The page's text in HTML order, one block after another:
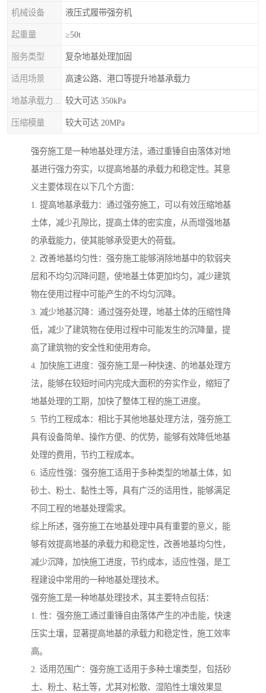
机械设备 液压式履带强夯机
起重量 ≥50t
服务类型 复杂地基处理加固
适用场景 高速公路、港口等提升地基承载力
较大可达 350kPa
压缩模量 较大可达 20MPa
强夯施工是一种地基处理方法，通过重锤自由落体对地
基进行强力夯实，以提高地基的承载力和稳定性。其意
义主要体现在以下几个方面：
1. 提高地基承载力：通过强夯施工，可以有效压缩地基
土体，减少孔隙比，提高土体的密实度，从而增强地基
的承载能力，使其能够承受更大的荷载。
2. 改善地基均匀性：强夯施工能够消除地基中的软弱夹
层和不均匀沉降问题，使地基土体更加均匀，减少建筑
物在使用过程中可能产生的不均匀沉降。
3. 减少地基沉降：通过强夯处理，地基土体的压缩性降
低，减少了建筑物在使用过程中可能发生的沉降量，提
高了建筑物的安全性和使用寿命。
4. 加快施工进度：强夯施工是一种快速、的地基处理方
法，能够在较短时间内完成大面积的夯实作业，缩短了
地基处理的工期，加快了整体工程的施工进度。
5. 节约工程成本：相比于其他地基处理方法，强夯施工
具有设备简单、操作方便、的优势，能够有效降低地基
处理的费用，节约工程成本。
6. 适应性强：强夯施工适用于多种类型的地基土体，如
砂土、粉土、黏性土等，具有广泛的适用性，能够满足
不同工程的地基处理需求。
综上所述，强夯施工在地基处理中具有重要的意义，能
够有效提高地基的承载力和稳定性，改善地基均匀性，
减少沉降，加快施工进度，节约成本，适应性强，是工
程建设中常用的一种地基处理技术。
强夯施工是一种地基处理技术，其主要特点包括：
1. 性：强夯施工通过重锤自由落体产生的冲击能，快速
压实土壤，显著提高地基的承载力和稳定性，施工效率
高。
2. 适用范围广：强夯施工适用于多种土壤类型，包括砂
土、粉土、粘土等，尤其对松散、湿陷性土壤效果显